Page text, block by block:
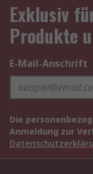
Exklusiv
Produkte
E-Mail-Anschrift
Die
Anmeldung zur